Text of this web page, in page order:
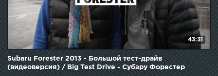
43:31
Subaru Forester 2013 - Большой тест-драйв
(видеоверсия) / Big Test Drive - Субару Форестер